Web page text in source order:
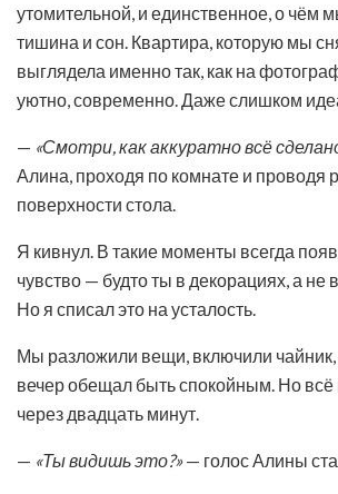
утомительной, и единственное, о чём
тишина и сон. Квартира, которую мы
выглядела именно так, как на
уютно, современно. Даже слишком
— «Смотри, как аккуратно всё
Алина, проходя по комнате и проводя
поверхности стола.
Я кивнул. В такие моменты всегда
чувство — будто ты в декорациях, а не
Но я списал это на усталость.
Мы разложили вещи, включили чайник,
вечер обещал быть спокойным. Но всё
через двадцать минут.
— «Ты видишь это?»— голос Алины